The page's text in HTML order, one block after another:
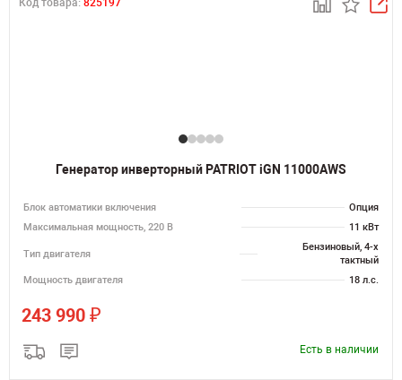
Код товара: 825197
Генератор инверторный PATRIOT iGN 11000AWS
Блок автоматики включения
Опция
Максимальная мощность, 220 В
11 кВт
Тип двигателя
Бензиновый, 4-х
тактный
Мощность двигателя
18 л.с.
243 990 ₽
Есть в наличии